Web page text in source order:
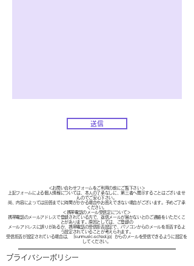
送信
＜お問い合わせフォームをご利用の前にご覧下さい＞
上記フォームによる個人情報については、本人の了承なしに、第三者へ開示することはございませ
んのでご安心下さい。
尚、内容によっては回答までに時間がかかる場合やお答えできない場合がございます。予めご了承
ください。
＜携帯電話のメール受信定について＞
携帯電話のメールアドレスで登録されている方で、返信メールが届かないとのご連絡をいただくこ
とがあります。原因としては、ご登録の
メールアドレスに誤りがあるか、携帯電話の受信拒否設定で、パソコンからのメールを拒否するよ
う設定されていることが考えられます。
受信拒否が設定されている場合は、「sunmusic-school.jp」からのメールを受信できるように設定を
してください。
プライバシーポリシー